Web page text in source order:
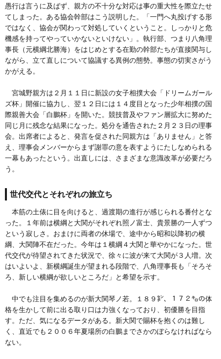
愚行は言うに及ばず、親方の不十分な対応は事の重大性を際立たせ
てしまった。ある協会幹部はこう説明した。「一門へ丸投げする形
ではなく、協会が関わって対処していくということ。しっかりと危
機感を持ってやっていかないといけない」。執行部、つまり八角理
事長（元横綱北勝海）をはじめとする在勤の幹部たちが直接関与し
ながら、立て直しについて協議する異例の態勢。事態の切実さがう
かがえる。
宮城野親方は２月１１日に新設の女子相撲大会「ドリームガール
ズ杯」開催に協力し、翌１２日には１４度目となった少年相撲の国
際親善大会「白鵬杯」を開いた。競技普及やファン層拡大に努めた
同じ月に残念な結果になった。処分を通告された２月２３日の理事
会。出席者によると、発言を促された同親方は「ありません」と答
え、理事会メンバーからまず謝罪の意を表すようにたしなめられる
一幕もあったという。出直しには、さまざまな意識改革が必要だろ
う。
世代交代とそれぞれの旅立ち
本筋の土俵に目を向けると、過渡期の進行が感じられる番付とな
った。１年前は横綱と大関がそれぞれ照ノ富士、貴景勝の一人ずつ
という寂しさ。おまけに両者の休場で、途中から昭和以降初の横
綱、大関陣不在だった。今年は１横綱４大関と華やかになった。世
代交代が待望されてきた状況で、徐々に波が来て大関が３人増。次
はいよいよ、新横綱誕生が望まれる段階で、八角理事長も「そろそ
ろ、新しい横綱が欲しいところだ」と希望を示す。
中でも注目を集めるのが新大関琴ノ若。１８９㌢、１７２㌔の体
格を生かして前に出る取り口は力強くなっており、初優勝を目指
す。ただ、気になるデータがある。新大関で賜杯を抱くのは難し
く、直近でも２００６年夏場所の白鵬までさかのぼらなければなら
ない。